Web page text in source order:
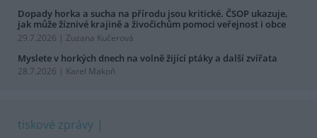
Dopady horka a sucha na přírodu jsou kritické. ČSOP ukazuje,
jak může žíznivé krajině a živočichům pomoci veřejnost i obce
29.7.2026 | Zuzana Kučerová
Myslete v horkých dnech na volně žijící ptáky a další zvířata
28.7.2026 | Karel Makoň
tiskové zprávy